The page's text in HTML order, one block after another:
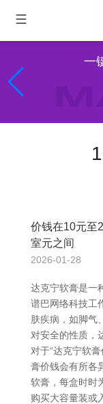
一
价钱在10元至
室元之间
2026-01-28
达克宁软膏是一
谱巴网络科技工
肤疾病，如脚气
对安全的性质，
对于“达克宁软
膏价钱会有所各
软膏，每盒时时
购买大容量装或